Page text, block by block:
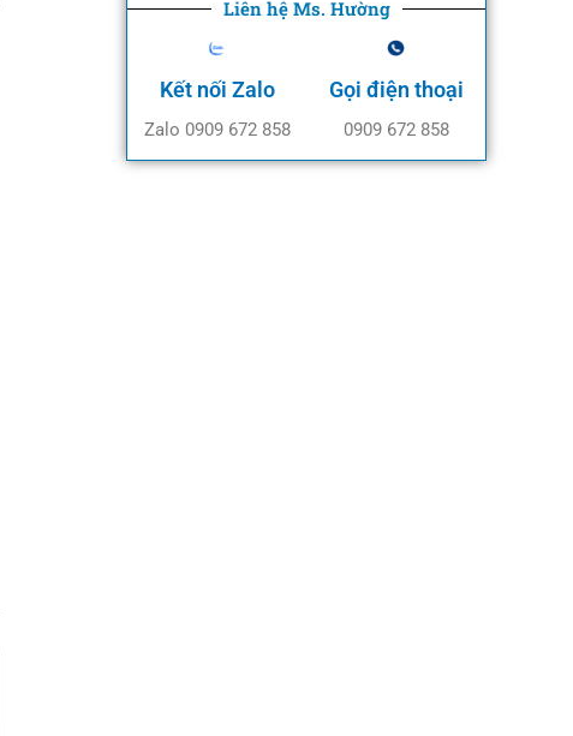
Liên hệ Ms. Hường
Kết nối Zalo
Zalo 0909 672 858
Gọi điện thoại
0909 672 858